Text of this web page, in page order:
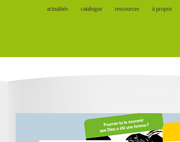
actualités catalogue ressources à propos